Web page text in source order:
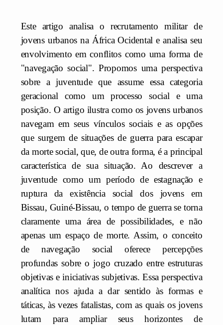
Este artigo analisa o recrutamento militar de
jovens urbanos na África Ocidental e analisa seu
envolvimento em conflitos como uma forma de
"navegação social". Propomos uma perspectiva
sobre a juventude que assume essa categoria
geracional como um processo social e uma
posição. O artigo ilustra como os jovens urbanos
navegam em seus vínculos sociais e as opções
que surgem de situações de guerra para escapar
da morte social, que, de outra forma, é a principal
característica de sua situação. Ao descrever a
juventude como um período de estagnação e
ruptura da existência social dos jovens em
Bissau, Guiné-Bissau, o tempo de guerra se torna
claramente uma área de possibilidades, e não
apenas um espaço de morte. Assim, o conceito
de navegação social oferece percepções
profundas sobre o jogo cruzado entre estruturas
objetivas e iniciativas subjetivas. Essa perspectiva
analítica nos ajuda a dar sentido às formas e
táticas, às vezes fatalistas, com as quais os jovens
lutam para ampliar seus horizontes de